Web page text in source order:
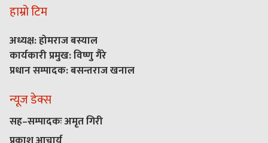
हाम्रो टिम
अध्यक्ष: होमराज बस्याल
कार्यकारी प्रमुख: विष्णु गैरे
प्रधान सम्पादक: बसन्तराज खनाल
न्यूज डेक्स
सह–सम्पादकः अमृत गिरी